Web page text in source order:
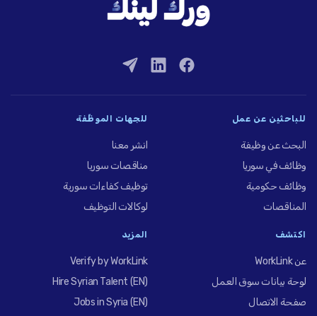
للباحثين عن عمل
البحث عن وظيفة
وظائف في سوريا
وظائف حكومية
المناقصات
للجهات الموظِّفة
انشر معنا
مناقصات سوريا
توظيف كفاءات سورية
لوكالات التوظيف
اكتشف
عن WorkLink
لوحة بيانات سوق العمل
صفحة الاتصال
المزيد
Verify by WorkLink
Hire Syrian Talent (EN)
Jobs in Syria (EN)